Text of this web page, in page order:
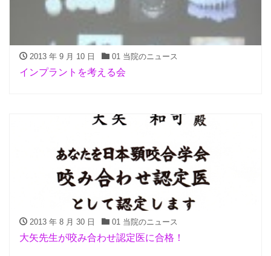
2013 年 9 月 10 日 01 当院のニュース
インプラントを考える会
2013 年 8 月 30 日 01 当院のニュース
大矢先生が咬み合わせ認定医に合格！